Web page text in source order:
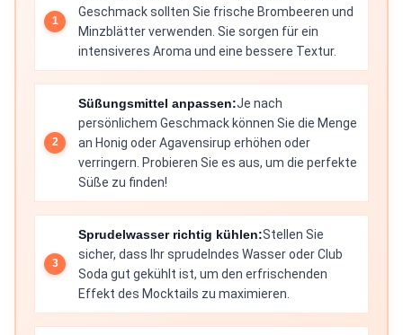
Geschmack sollten Sie frische Brombeeren und
Minzblätter verwenden. Sie sorgen für ein
intensiveres Aroma und eine bessere Textur.
Süßungsmittel anpassen:Je nach
persönlichem Geschmack können Sie die Menge
an Honig oder Agavensirup erhöhen oder
verringern. Probieren Sie es aus, um die perfekte
Süße zu finden!
Sprudelwasser richtig kühlen:Stellen Sie
sicher, dass Ihr sprudelndes Wasser oder Club
Soda gut gekühlt ist, um den erfrischenden
Effekt des Mocktails zu maximieren.